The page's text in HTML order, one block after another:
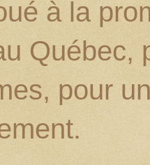
à la
Québec,
pour